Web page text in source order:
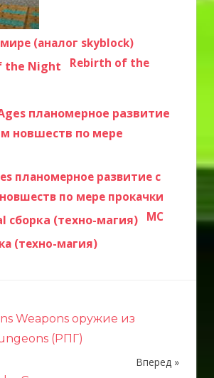
(аналог skyblock)
Rebirth of the
планомерное развитие с
по мере прокачки
MC
(техно-магия)
Weapons оружие из
(РПГ)
Вперед